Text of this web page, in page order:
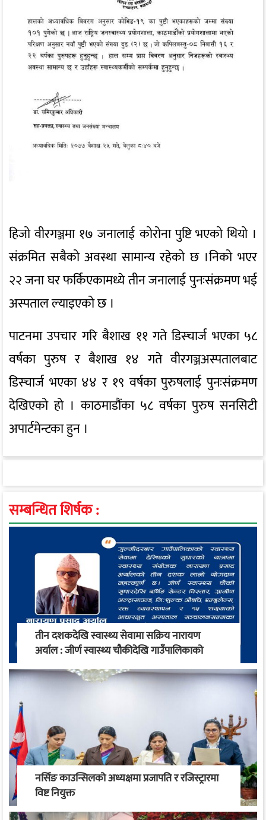
हिजो वीरगञ्जमा १७ जनालाई कोरोना पुष्टि भएको थियो ।
संक्रमित सबैको अवस्था सामान्य रहेको छ ।निको भएर
२२ जना घर फर्किएकामध्ये तीन जनालाई पुनःसंक्रमण भई
अस्पताल ल्याइएको छ ।
पाटनमा उपचार गरि बैशाख ११ गते डिस्चार्ज भएका ५८
वर्षका पुरुष र बैशाख १४ गते वीरगञ्जअस्पतालबाट
डिस्चार्ज भएका ४४ र १९ वर्षका पुरुषलाई पुनःसंक्रमण
देखिएको हो । काठमाडौंका ५८ वर्षका पुरुष सनसिटी
अपार्टमेन्टका हुन ।
सम्बन्धित शिर्षक :
तीन दशकदेखि स्वास्थ्य सेवामा सक्रिय नारायण
अर्याल : जीर्ण स्वास्थ्य चौकीदेखि गाउँपालिकाको
स्वास्थ्य रूपान्तरण सम्म
नर्सिङ काउन्सिलको अध्यक्षमा प्रजापति र रजिस्ट्रारमा
विष्ट नियुक्त